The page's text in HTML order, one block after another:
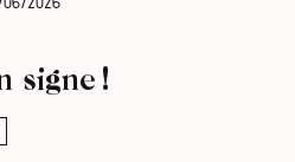
06/2026
signe !